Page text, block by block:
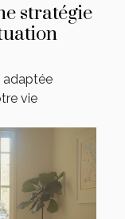
stratégie
adaptée
vie